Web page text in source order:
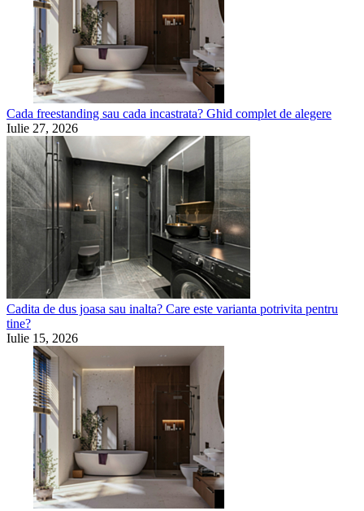
Cada freestanding sau cada incastrata? Ghid complet de alegere
Iulie 27, 2026
Cadita de dus joasa sau inalta? Care este varianta potrivita pentru
tine?
Iulie 15, 2026